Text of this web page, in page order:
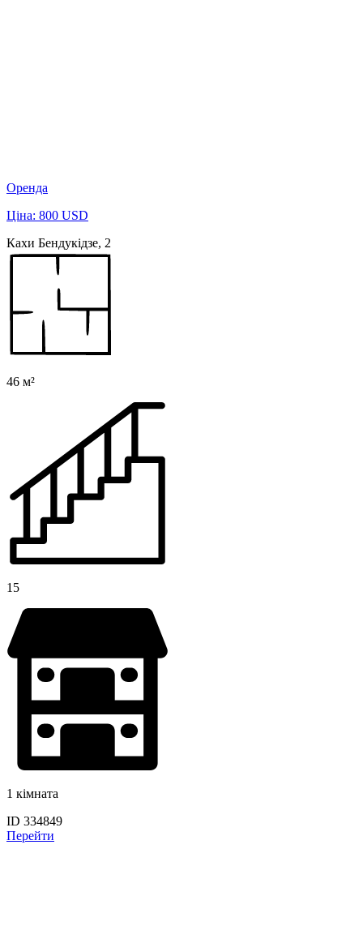
Оренда
Ціна: 800 USD
Кахи Бендукідзе, 2
46 м²
15
1 кімната
ID 334849
Перейти